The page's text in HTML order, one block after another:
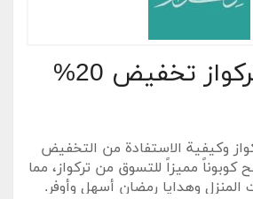
كود خصم تركواز تخفيض 20%
وكيفية الاستفادة من التخفيض
مميزاً للتسوق من تركواز، مما
المنزل وهدايا رمضان أسهل وأوفر.